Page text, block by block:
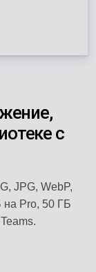
с
JPG, WebP,
на Pro, 50 ГБ